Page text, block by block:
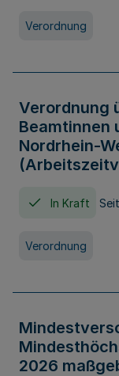
Verordnung
Verordnung
Beamtinnen
Nordrhein-
In Kraft
Verordnung
2026